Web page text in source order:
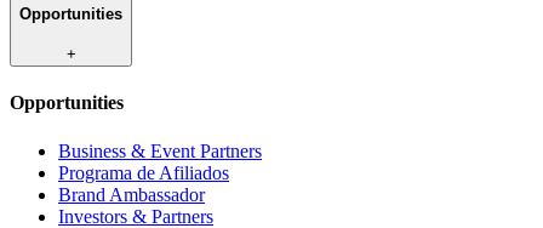
Opportunities
+
Opportunities
Business & Event Partners
Programa de Afiliados
Brand Ambassador
Investors & Partners